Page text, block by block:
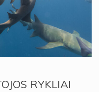
RYKLIAI